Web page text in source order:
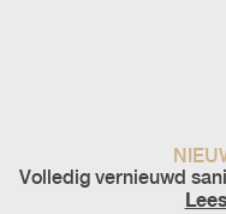
Volledig vernieuwd